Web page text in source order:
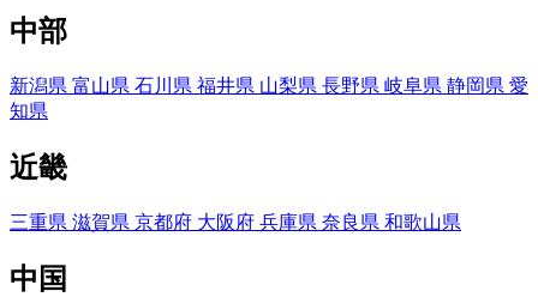
中部
新潟県 富山県 石川県 福井県 山梨県 長野県 岐阜県 静岡県 愛
知県
近畿
三重県 滋賀県 京都府 大阪府 兵庫県 奈良県 和歌山県
中国